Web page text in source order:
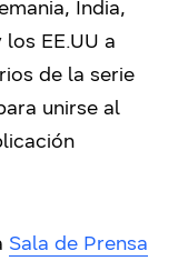
India,
EE.UU a
de la serie
unirse al
Sala de Prensa